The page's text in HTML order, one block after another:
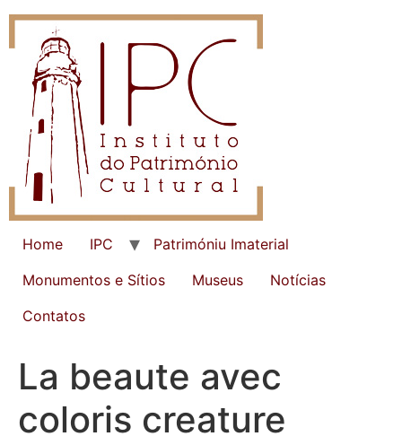
Home IPC
Patrimóniu Imaterial
Monumentos e Sítios
Museus
Notícias
Contatos
La beaute avec
coloris creature